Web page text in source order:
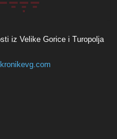
iz Velike Gorice i Turopolja